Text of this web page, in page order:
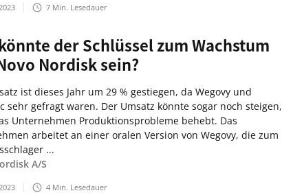
7 Min. Lesedauer
der Schlüssel zum Wachstum
Nordisk sein?
ist dieses Jahr um 29 % gestiegen, da Wegovy und
sehr gefragt waren. Der Umsatz könnte sogar noch steigen,
Unternehmen Produktionsprobleme behebt. Das
arbeitet an einer oralen Version von Wegovy, die zum
...
A/S
4 Min. Lesedauer